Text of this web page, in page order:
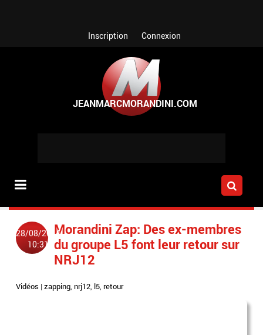
Inscription Connexion
28/08/2014
10:31
Morandini Zap: Des ex-membres
du groupe L5 font leur retour sur
NRJ12
Vidéos |zapping,nrj12, l5,retour